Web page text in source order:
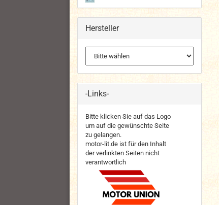
Hersteller
-Links-
Bitte klicken Sie auf das Logo
um auf die gewünschte Seite
zu gelangen.
motor-lit.de ist für den Inhalt
der verlinkten Seiten nicht
verantwortlich